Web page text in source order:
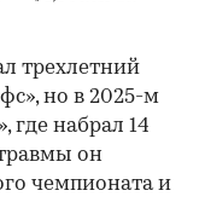
трехлетний
но в 2025-м
где набрал 14
он
чемпионата и